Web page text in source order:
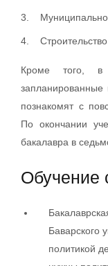
Кроме того, в
запланированные
познакомят с
По окончании
бакалавра в
Обучение
Баварского
политикой